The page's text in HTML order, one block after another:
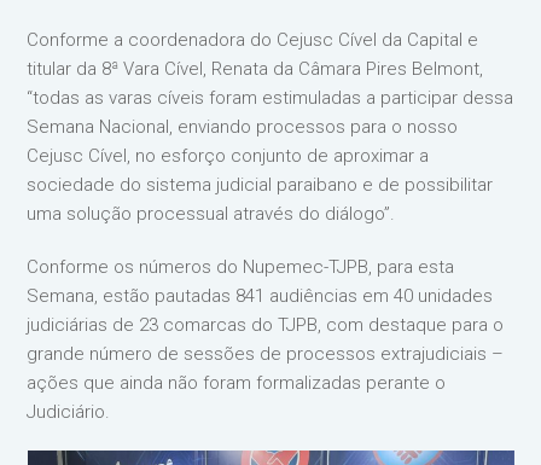
Conforme a coordenadora do Cejusc Cível da Capital e
titular da 8ª Vara Cível, Renata da Câmara Pires Belmont,
“todas as varas cíveis foram estimuladas a participar dessa
Semana Nacional, enviando processos para o nosso
Cejusc Cível, no esforço conjunto de aproximar a
sociedade do sistema judicial paraibano e de possibilitar
uma solução processual através do diálogo”.
Conforme os números do Nupemec-TJPB, para esta
Semana, estão pautadas 841 audiências em 40 unidades
judiciárias de 23 comarcas do TJPB, com destaque para o
grande número de sessões de processos extrajudiciais –
ações que ainda não foram formalizadas perante o
Judiciário.